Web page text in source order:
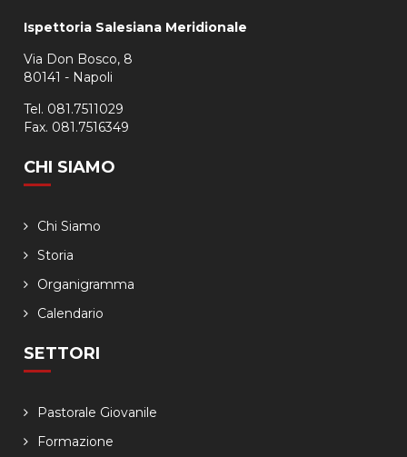
Ispettoria Salesiana Meridionale
Via Don Bosco, 8
80141 - Napoli
Tel. 081.7511029
Fax. 081.7516349
CHI SIAMO
Chi Siamo
Storia
Organigramma
Calendario
SETTORI
Pastorale Giovanile
Formazione